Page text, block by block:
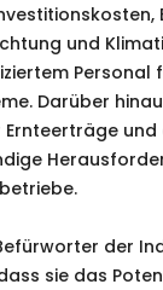
und
Personal
Darüber
der
sie das